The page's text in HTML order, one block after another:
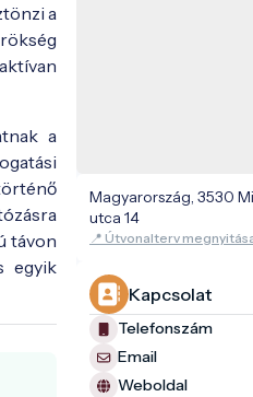
a
a
távon
egyik
Magyarország, 3530
utca 14
📍 Útvonalterv
Kapcsolat
Telefonszám
Email
Weboldal